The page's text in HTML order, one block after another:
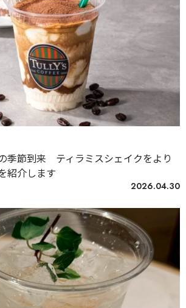
季節到来 ティラミスシェイクをより
紹介します
2026.04.30